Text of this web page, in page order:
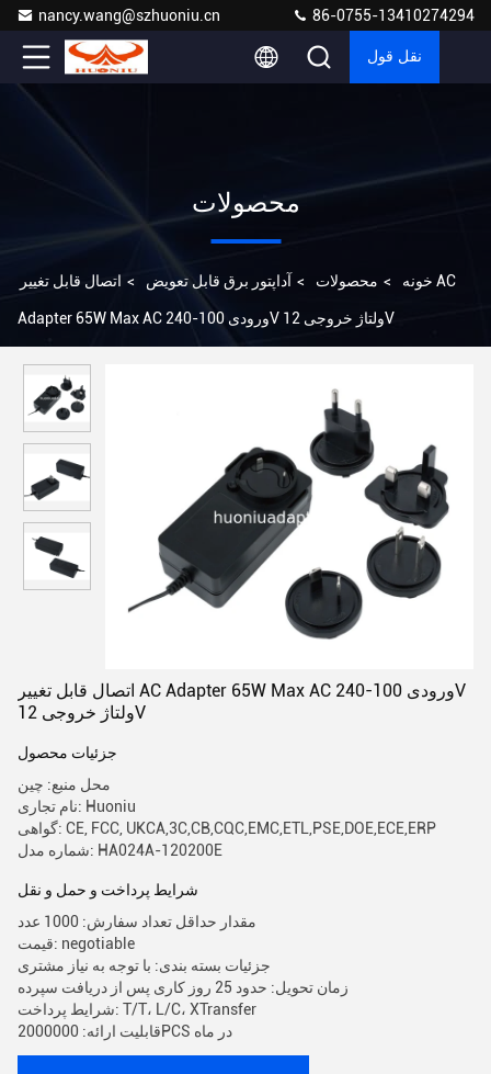
nancy.wang@szhuoniu.cn 86-0755-13410274294
نقل قول
محصولات
خونه > محصولات > آداپتور برق قابل تعویض > اتصال قابل تغییر AC
Adapter 65W Max AC ورودی 100-240V ولتاژ خروجی 12V
اتصال قابل تغییر AC Adapter 65W Max AC ورودی 100-240V
ولتاژ خروجی 12V
جزئیات محصول
محل منبع: چین
نام تجاری: Huoniu
گواهی: CE, FCC, UKCA,3C,CB,CQC,EMC,ETL,PSE,DOE,ECE,ERP
شماره مدل: HA024A-120200E
شرایط پرداخت و حمل و نقل
مقدار حداقل تعداد سفارش: 1000 عدد
قیمت: negotiable
جزئیات بسته بندی: با توجه به نیاز مشتری
زمان تحویل: حدود 25 روز کاری پس از دریافت سپرده
شرایط پرداخت: T/T، L/C، XTransfer
قابلیت ارائه: 2000000PCS در ماه